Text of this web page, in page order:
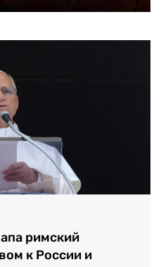
римский
к России и